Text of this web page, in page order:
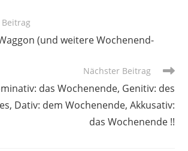
(und weitere Wochenend-
Nächster Beitrag
das Wochenende, Genitiv: des
Dativ: dem Wochenende, Akkusativ:
das Wochenende !!